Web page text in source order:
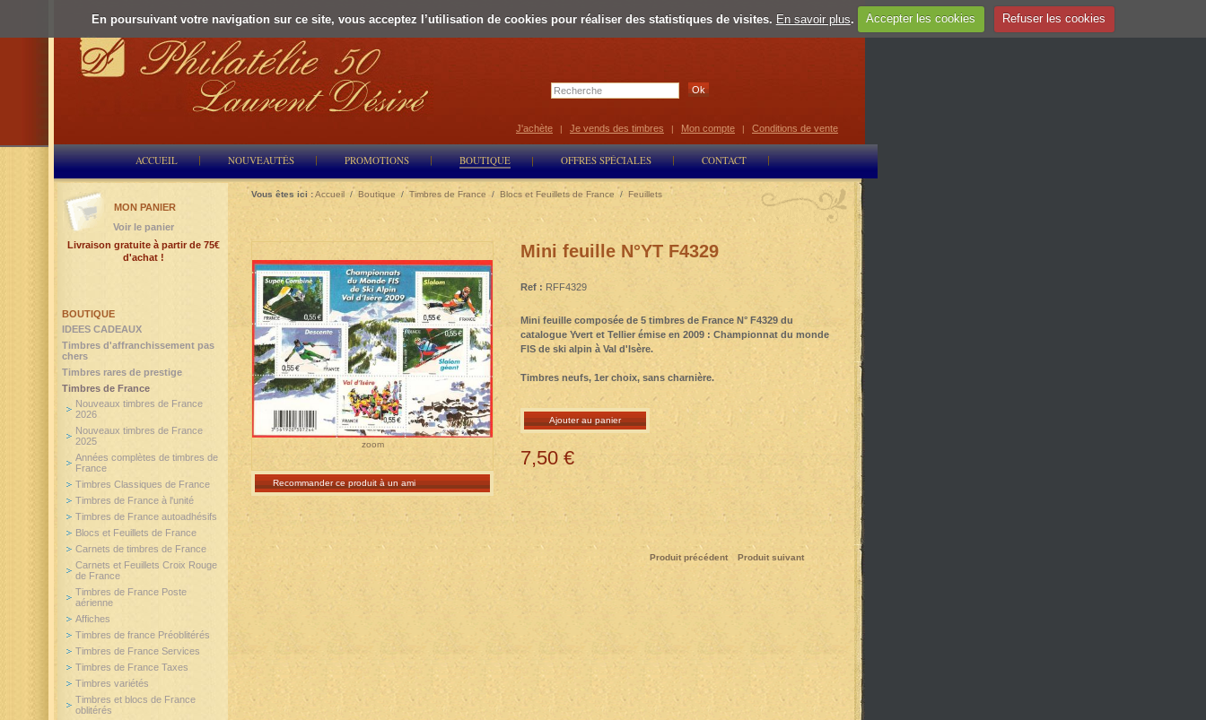
En poursuivant votre navigation sur ce site, vous acceptez l’utilisation de cookies pour réaliser des statistiques de visites. En savoir plus. Accepter les cookies Refuser les cookies
Select Language ▼
ACCUEIL NOUVEAUTÉS PROMOTIONS BOUTIQUE OFFRES SPÉCIALES CONTACT
J'achète | Je vends des timbres | Mon compte | Conditions de vente
Vous êtes ici :Accueil / Boutique /Timbres de France / Blocs et Feuillets de France / Feuillets
zoom
Recommander ce produit à un ami
Mini feuille N°YT F4329
Ref : RFF4329
Mini feuille composée de 5 timbres de France N° F4329 du
catalogue Yvert et Tellier émise en 2009 : Championnat du monde
FIS de ski alpin à Val d'Isère.
Timbres neufs, 1er choix, sans charnière.
Ajouter au panier
7,50 €
Produit précédent Produit suivant
BOUTIQUE
IDEES CADEAUX
Timbres d'affranchissement pas
chers
Timbres rares de prestige
Timbres de France
Nouveaux timbres de France
2026
Nouveaux timbres de France
2025
Années complètes de timbres de
France
Timbres Classiques de France
Timbres de France à l'unité
Timbres de France autoadhésifs
Blocs et Feuillets de France
Carnets de timbres de France
Carnets et Feuillets Croix Rouge
de France
Timbres de France Poste
aérienne
Affiches
Timbres de france Préoblitérés
Timbres de France Services
Timbres de France Taxes
Timbres variétés
Timbres et blocs de France
oblitérés
MON PANIER
Voir le panier
Livraison gratuite à partir de 75€
d'achat !